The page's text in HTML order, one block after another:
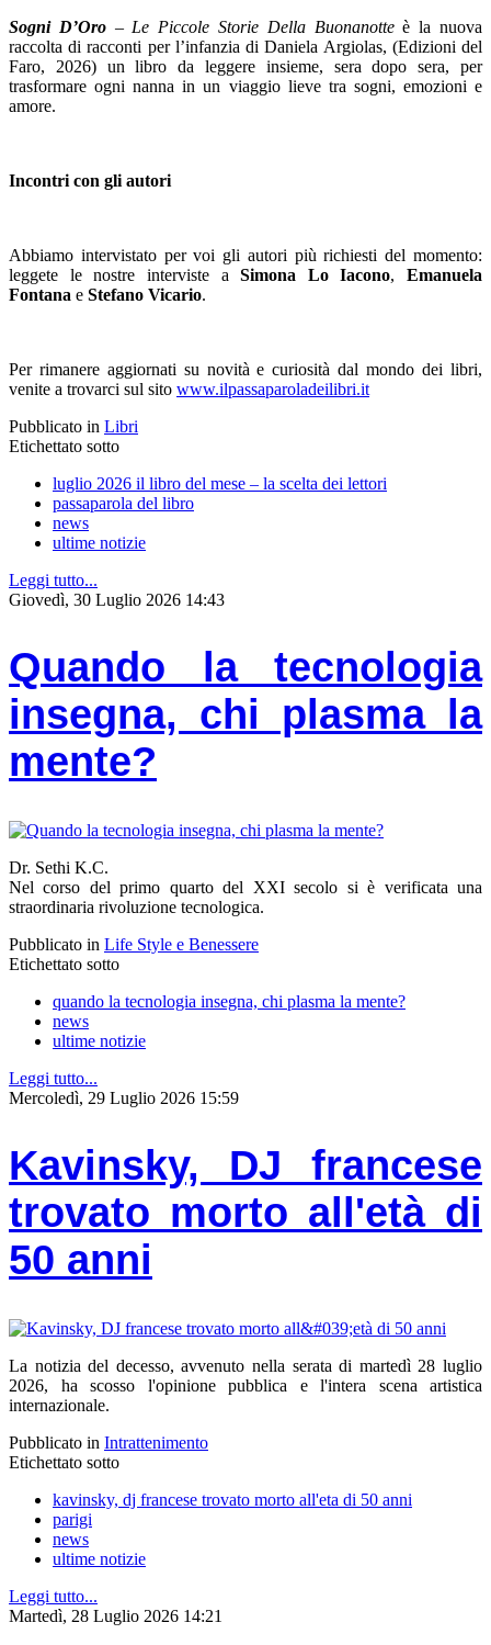
Sogni D’Oro– Le Piccole Storie Della Buonanotteè la nuova
raccolta di racconti per l’infanzia di Daniela Argiolas, (Edizioni del
Faro, 2026) un libro da leggere insieme, sera dopo sera, per
trasformare ogni nanna in un viaggio lieve tra sogni, emozioni e
amore.
Incontri con gli autori
Abbiamo intervistato per voi gli autori più richiesti del momento:
leggete le nostre interviste aSimona Lo Iacono, Emanuela
Fontana e Stefano Vicario.
Per rimanere aggiornati su novità e curiosità dal mondo dei libri,
venite a trovarci sul sito www.ilpassaparoladeilibri.it
Pubblicato in Libri
Etichettato sotto
luglio 2026 il libro del mese – la scelta dei lettori
passaparola del libro
news
ultime notizie
Leggi tutto...
Giovedì, 30 Luglio 2026 14:43
Quando la tecnologia
insegna, chi plasma la
mente?
Dr. Sethi K.C.
Nel corso del primo quarto del XXI secolo si è verificata una
straordinaria rivoluzione tecnologica.
Pubblicato in Life Style e Benessere
Etichettato sotto
quando la tecnologia insegna, chi plasma la mente?
news
ultime notizie
Leggi tutto...
Mercoledì, 29 Luglio 2026 15:59
Kavinsky, DJ francese
trovato morto all'età di
50 anni
La notizia del decesso, avvenuto nella serata di martedì 28 luglio
2026, ha scosso l'opinione pubblica e l'intera scena artistica
internazionale.
Pubblicato in Intrattenimento
Etichettato sotto
kavinsky, dj francese trovato morto all'eta di 50 anni
parigi
news
ultime notizie
Leggi tutto...
Martedì, 28 Luglio 2026 14:21